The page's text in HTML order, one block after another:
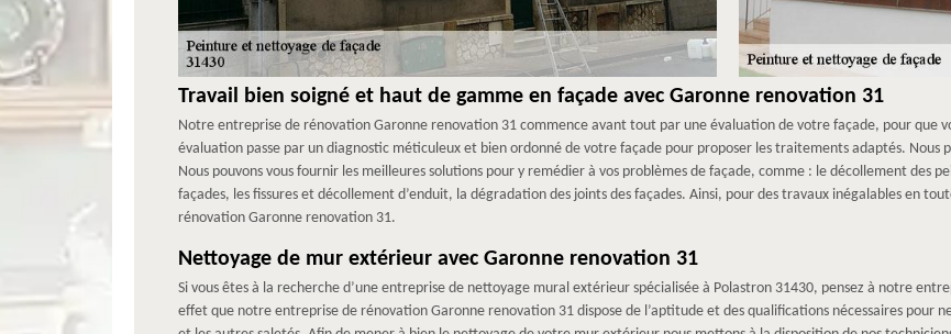
Travail bien soigné et haut de gamme en façade avec Garonne renovation 31
Notre entreprise de rénovation Garonne renovation 31 commence avant tout par une évaluation de votre façade, pour que
évaluation passe par un diagnostic méticuleux et bien ordonné de votre façade pour proposer les traitements adaptés. Nous
Nous pouvons vous fournir les meilleures solutions pour y remédier à vos problèmes de façade, comme : le décollement des
façades, les fissures et décollement d’enduit, la dégradation des joints des façades. Ainsi, pour des travaux inégalables en
rénovation Garonne renovation 31.
Nettoyage de mur extérieur avec Garonne renovation 31
Si vous êtes à la recherche d’une entreprise de nettoyage mural extérieur spécialisée à Polastron 31430, pensez à notre
effet que notre entreprise de rénovation Garonne renovation 31 dispose de l’aptitude et des qualifications nécessaires pour